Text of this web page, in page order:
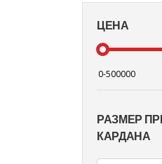
ЦЕНА
РАЗМЕР
КАРДАНА